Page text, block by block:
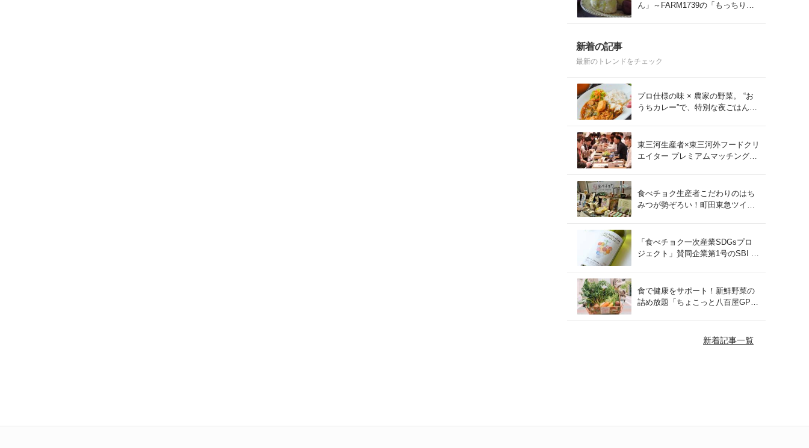
ん」～FARM1739の「もっちりコ
新着の記事
最新のトレンドをチェック
プロ仕様の味 × 農家の野菜。 “お
うちカレー”で、特別な夜ごはん
東三河生産者×東三河外フードクリ
エイター プレミアムマッチング会
食べチョク生産者こだわりのはち
みつが勢ぞろい！町田東急ツイン
「食べチョク一次産業SDGsプロ
ジェクト」賛同企業第1号のSBI F
食で健康をサポート！新鮮野菜の
詰め放題「ちょこっと八百屋GP
新着記事一覧